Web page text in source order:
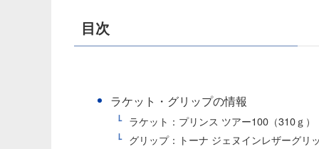
目次
ラケット・グリップの情報
ラケット：プリンス ツアー100（310ｇ）
グリップ：トーナ ジェヌインレザーグリ